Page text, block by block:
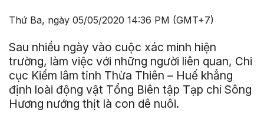
Thứ Ba, ngày 05/05/2020 14:36 PM (GMT+7)
Sau nhiều ngày vào cuộc xác minh hiện
trường, làm việc với những người liên quan, Chi
cục Kiểm lâm tỉnh Thừa Thiên – Huế khẳng
định loài động vật Tổng Biên tập Tạp chí Sông
Hương nướng thịt là con dê nuôi.